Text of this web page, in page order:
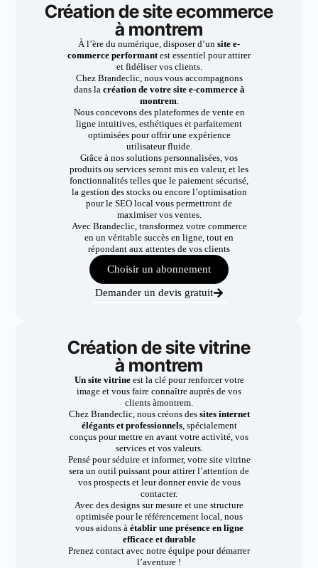
Création de site ecommerce
à montrem
À l’ère du numérique, disposer d’un site e-
commerce performantest essentiel pour attirer
et fidéliser vos clients.
Chez Brandeclic, nous vous accompagnons
dans la création de votre site e-commerce à
montrem.
Nous concevons des plateformes de vente en
ligne intuitives, esthétiques et parfaitement
optimisées pour offrir une expérience
utilisateur fluide.
Grâce à nos solutions personnalisées, vos
produits ou services seront mis en valeur, et les
fonctionnalités telles que le paiement sécurisé,
la gestion des stocks ou encore l’optimisation
pour le SEO local vous permettront de
maximiser vos ventes.
Avec Brandeclic, transformez votre commerce
en un véritable succès en ligne, tout en
répondant aux attentes de vos clients
Choisir un abonnement
Demander un devis gratuit
Création de site vitrine
à montrem
Un site vitrineest la clé pour renforcer votre
image et vous faire connaître auprès de vos
clients àmontrem.
Chez Brandeclic, nous créons dessites internet
élégants et professionnels, spécialement
conçus pour mettre en avant votre activité, vos
services et vos valeurs.
Pensé pour séduire et informer, votre site vitrine
sera un outil puissant pour attirer l’attention de
vos prospects et leur donner envie de vous
contacter.
Avec des designs sur mesure et une structure
optimisée pour le référencement local, nous
vous aidons à établir une présence en ligne
efficace et durable
Prenez contact avec notre équipe pour démarrer
l’aventure !